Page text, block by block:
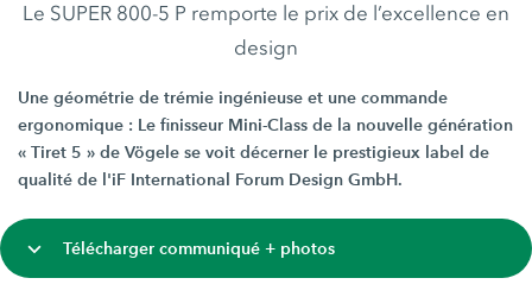
Le SUPER 800-5 P remporte le prix de l’excellence en
design
Une géométrie de trémie ingénieuse et une commande
ergonomique : Le finisseur Mini-Class de la nouvelle génération
« Tiret 5 » de Vögele se voit décerner le prestigieux label de
qualité de l'iF International Forum Design GmbH.
Télécharger communiqué + photos